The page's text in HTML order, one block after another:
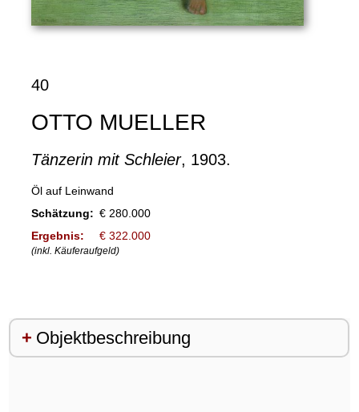
40
OTTO MUELLER
Tänzerin mit Schleier, 1903.
Öl auf Leinwand
Schätzung: € 280.000
Ergebnis:
€ 322.000
(inkl. Käuferaufgeld)
Objektbeschreibung